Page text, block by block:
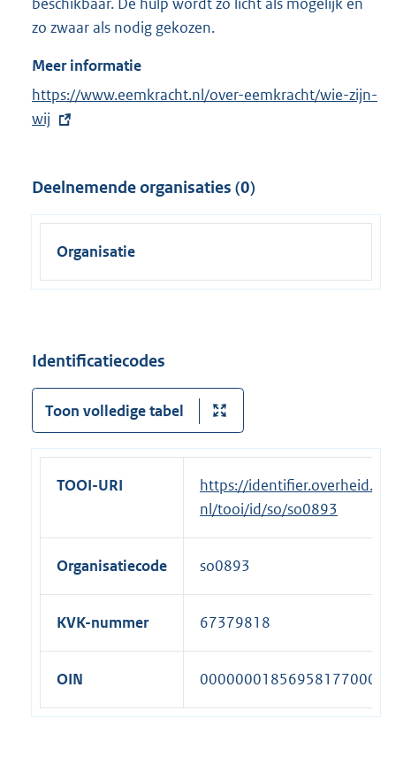
beschikbaar. De hulp wordt zo licht als mogelijk en
zo zwaar als nodig gekozen.
Meer informatie
E
x
r
n
i
:
https://www.eemkracht.nl/over-eemkracht/wie-zijn-
wij
Deelnemende organisaties (0)
Organisatie
Identificatiecodes
Toon volledige tabel
TOOI-URI
https://identifier.overheid.
nl/tooi/id/so/so0893
Organisatiecode so0893
KVK-nummer 67379818
OIN 00000001856958177000